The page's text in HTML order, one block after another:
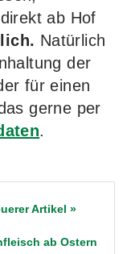
ab Hof
Natürlich
der
für einen
gerne per
.
ab Ostern